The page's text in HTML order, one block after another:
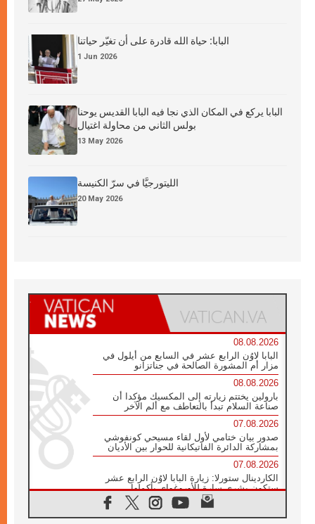
البابا: حياة الله قادرة على أن تغيّر حياتنا
1 Jun 2026
البابا يركع في المكان الذي نجا فيه البابا القديس يوحنا
بولس الثاني من محاولة اغتيال
13 May 2026
الليتورجيَّا في سرّ الكنيسة
20 May 2026
08.08.2026
البابا لاوُن الرابع عشر في السابع من أيلول في
مزار أم المشورة الصالحة في جناتزانو
08.08.2026
بارولين يختتم زيارته إلى المكسيك مؤكدا أن
صناعة السلام تبدأ بالتعاطف مع ألم الآخر
07.08.2026
صدور بيان ختامي لأول لقاء مسيحي كونفوشي
بمشاركة الدائرة الفاتيكانية للحوار بين الأديان
07.08.2026
الكاردينال ستورلا: زيارة البابا لاوُن الرابع عشر
ستكون بشرى سارة للأوروغواي بأكملها
الفاتيكان يعلن برنامج الزيارة الرسولية للبابا لاوُن